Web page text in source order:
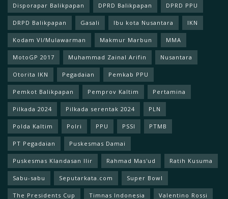
Disporapar Balikpapan DPRD Balikpapan DPRD PPU
DRPD Balikpapan Gasali Ibu kota Nusantara IKN
Kodam Vl/Mulawarman Makmur Marbun MMA
MotoGP 2017 Muhammad Zainal Arifin Nusantara
Otorita IKN Pegadaian Pemkab PPU
Pemkot Balikpapan Pemprov Kaltim Pertamina
Pilkada 2024 Pilkada serentak 2024 PLN
Polda Kaltim Polri PPU PSSI PTMB
PT Pegadaian Puskesmas Damai
Puskesmas Klandasan Ilir Rahmad Mas'ud Ratih Kusuma
Sabu-sabu Seputarkata.com Super Bowl
The Presidents Cup Timnas Indonesia Valentino Rossi